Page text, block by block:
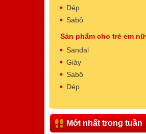
Dép
Sabô
Sản phẩm cho trẻ em nữ
Sandal
Giày
Sabô
Dép
Mới nhất trong tuần
Giá:500.000 VNĐ